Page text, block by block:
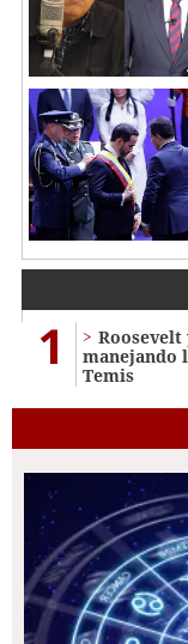
1
Roosevelt
manejando
Temis